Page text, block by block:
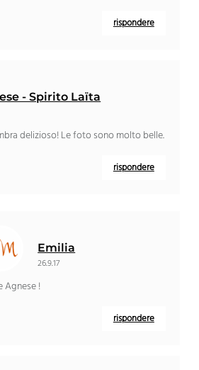
rispondere
- Spirito Laïta
delizioso! Le foto sono molto belle.
rispondere
Emilia
26.9.17
Agnese !
rispondere